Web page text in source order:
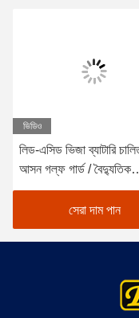
ভিডিও
লিড-এসিড ভিজা ব্যাটারি
আসন গল্ফ গার্ড / বৈদ্যুতিক
Buggy গাড়ী গল্ফ
সেরা দাম পান